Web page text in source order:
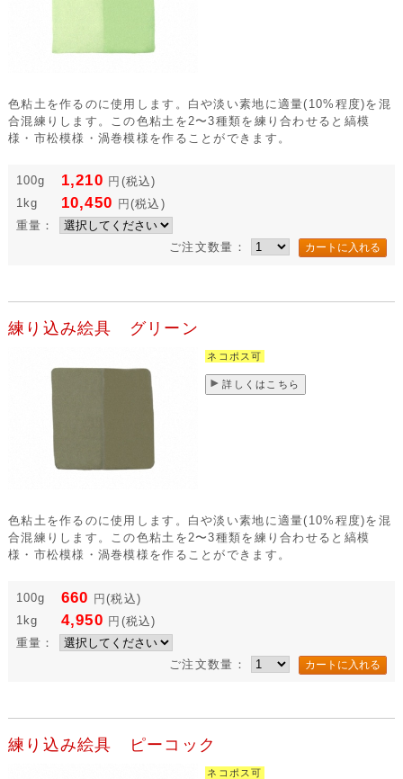
色粘土を作るのに使用します。白や淡い素地に適量(10%程度)を混
合混練りします。この色粘土を2〜3種類を練り合わせると縞模
様・市松模様・渦巻模様を作ることができます。
100g 1,210 円 (税込)
1kg
10,450 円 (税込)
重量：
ご注文数量：
練り込み絵具 グリーン
ネコポス可
詳しくはこちら
色粘土を作るのに使用します。白や淡い素地に適量(10%程度)を混
合混練りします。この色粘土を2〜3種類を練り合わせると縞模
様・市松模様・渦巻模様を作ることができます。
100g 660 円(税込)
1kg
4,950 円 (税込)
重量：
ご注文数量：
練り込み絵具 ピーコック
ネコポス可